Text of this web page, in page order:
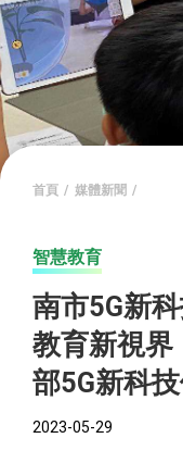
首頁 媒體新聞
智慧教育
南市5G新
教育新視界
部5G新科
2023-05-29